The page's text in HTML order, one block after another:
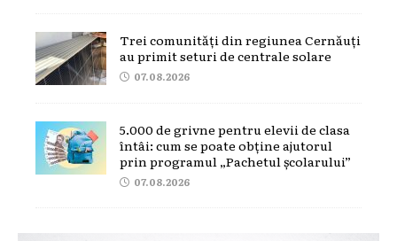
Trei comunități din regiunea Cernăuți
au primit seturi de centrale solare
07.08.2026
5.000 de grivne pentru elevii de clasa
întâi: cum se poate obține ajutorul
prin programul „Pachetul școlarului”
07.08.2026